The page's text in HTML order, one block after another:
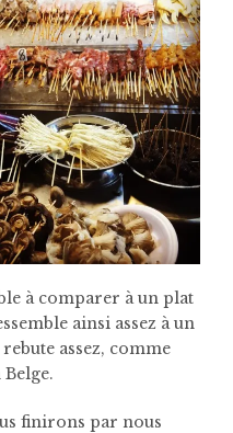
à comparer à un plat
ainsi assez à un
assez, comme
finirons par nous